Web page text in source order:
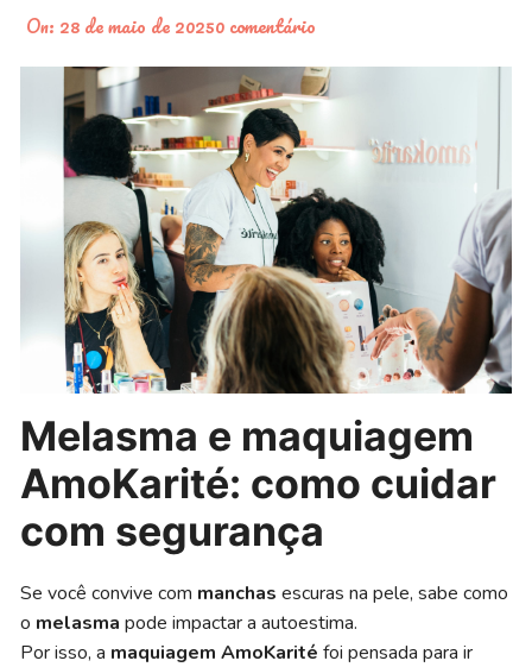
On: 28 de maio de 20250 comentário
Melasma e maquiagem
AmoKarité: como cuidar
com segurança
Se você convive com manchasescuras na pele, sabe como
o melasmapode impactar a autoestima.
Por isso, a maquiagem AmoKaritéfoi pensada para ir